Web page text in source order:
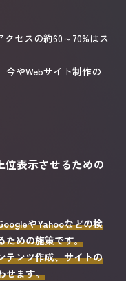
セスの約60～70%はス
今やWebサイト制作の
位表示させるための
やYahooなどの検
ための施策です。
テンツ作成、サイトの
せます。